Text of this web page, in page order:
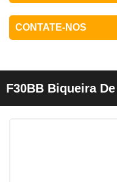
CONTATE-NOS
F30BB Biqueira